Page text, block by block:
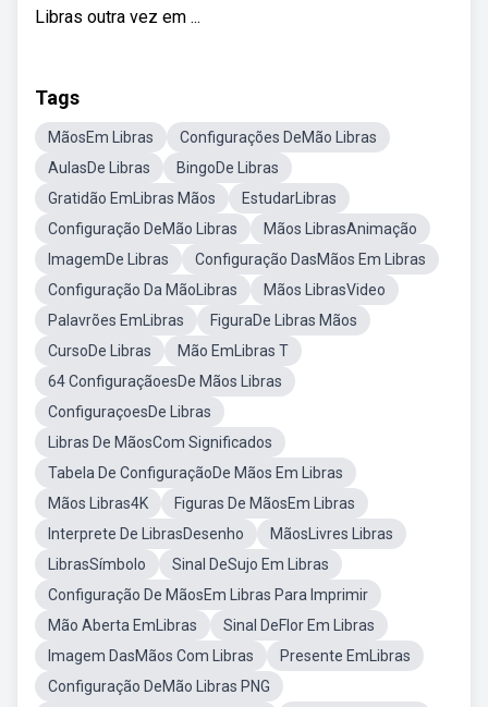
Libras outra vez em ...
Tags
MãosEm Libras
Configurações DeMão Libras
AulasDe Libras
BingoDe Libras
Gratidão EmLibras Mãos
EstudarLibras
Configuração DeMão Libras
Mãos LibrasAnimação
ImagemDe Libras
Configuração DasMãos Em Libras
Configuração Da MãoLibras
Mãos LibrasVideo
Palavrões EmLibras
FiguraDe Libras Mãos
CursoDe Libras
Mão EmLibras T
64 ConfiguraçãoesDe Mãos Libras
ConfiguraçoesDe Libras
Libras De MãosCom Significados
Tabela De ConfiguraçãoDe Mãos Em Libras
Mãos Libras4K
Figuras De MãosEm Libras
Interprete De LibrasDesenho
MãosLivres Libras
LibrasSímbolo
Sinal DeSujo Em Libras
Configuração De MãosEm Libras Para Imprimir
Mão Aberta EmLibras
Sinal DeFlor Em Libras
Imagem DasMãos Com Libras
Presente EmLibras
Configuração DeMão Libras PNG